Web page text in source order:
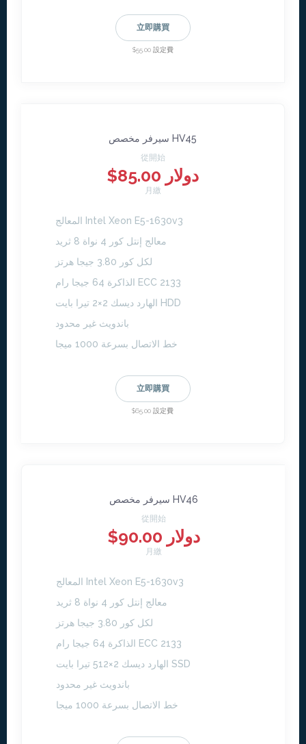
立即購買
$55.00 設定費
سيرفر مخصص HV45
從開始
$85.00 دولار
月繳
المعالج Intel Xeon E5-1630v3
معالج إنتل كور 4 نواة 8 ثريد
لكل كور 3.80 جيجا هرتز
الذاكرة 64 جيجا رام ECC 2133
الهارد ديسك 2×2 تيرا بايت HDD
باندويث غير محدود
خط الاتصال بسرعة 1000 ميجا
立即購買
$65.00 設定費
سيرفر مخصص HV46
從開始
$90.00 دولار
月繳
المعالج Intel Xeon E5-1630v3
معالج إنتل كور 4 نواة 8 ثريد
لكل كور 3.80 جيجا هرتز
الذاكرة 64 جيجا رام ECC 2133
الهارد ديسك 2×512 تيرا بايت SSD
باندويث غير محدود
خط الاتصال بسرعة 1000 ميجا